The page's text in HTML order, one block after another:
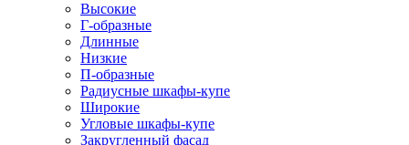
Высокие
Г-образные
Длинные
Низкие
П-образные
Радиусные шкафы-купе
Широкие
Угловые шкафы-купе
Закругленный фасад